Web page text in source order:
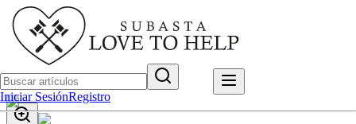
Iniciar SesiónRegistro